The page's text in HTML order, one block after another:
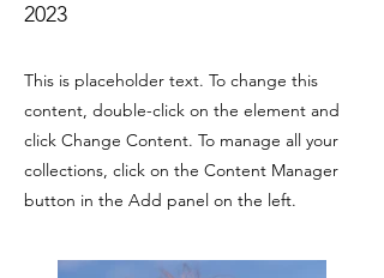
2023
This is placeholder text. To change this
content, double-click on the element and
click Change Content. To manage all your
collections, click on the Content Manager
button in the Add panel on the left.